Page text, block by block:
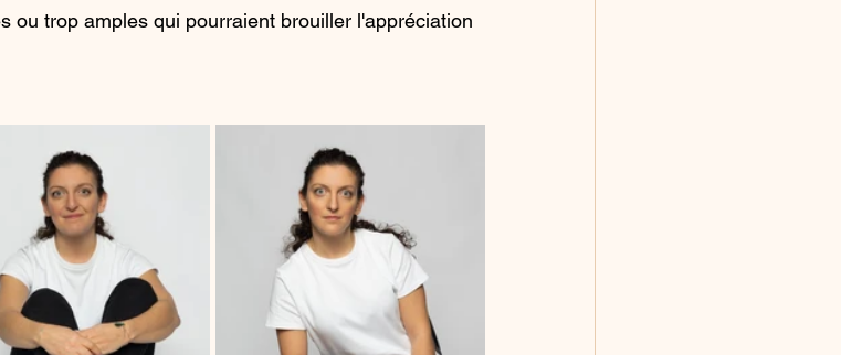
ou trop amples qui pourraient brouiller l'appréciation